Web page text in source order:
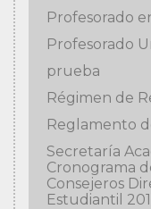
Profesorado
Profesorado
prueba
Régimen de
Reglamento
Secretaría
Cronograma
Consejeros
Estudiantil